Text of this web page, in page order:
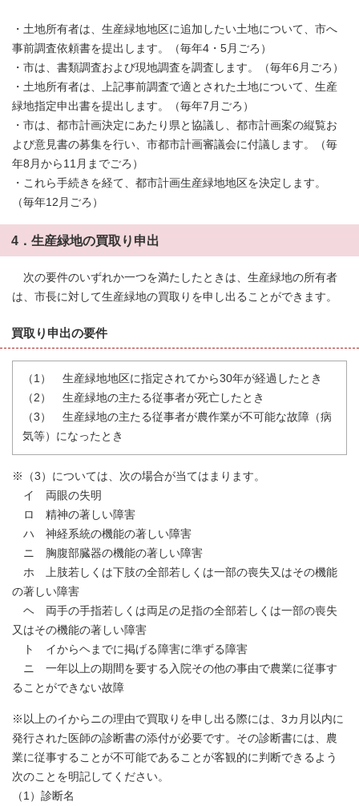
・土地所有者は、生産緑地地区に追加したい土地について、市へ
事前調査依頼書を提出します。（毎年4・5月ごろ）
・市は、書類調査および現地調査を調査します。（毎年6月ごろ）
・土地所有者は、上記事前調査で適とされた土地について、生産
緑地指定申出書を提出します。（毎年7月ごろ）
・市は、都市計画決定にあたり県と協議し、都市計画案の縦覧お
よび意見書の募集を行い、市都市計画審議会に付議します。（毎
年8月から11月までごろ）
・これら手続きを経て、都市計画生産緑地地区を決定します。
（毎年12月ごろ）
4．生産緑地の買取り申出
次の要件のいずれか一つを満たしたときは、生産緑地の所有者
は、市長に対して生産緑地の買取りを申し出ることができます。
買取り申出の要件
（1） 生産緑地地区に指定されてから30年が経過したとき
（2） 生産緑地の主たる従事者が死亡したとき
（3） 生産緑地の主たる従事者が農作業が不可能な故障（病
気等）になったとき
※（3）については、次の場合が当てはまります。
イ 両眼の失明
ロ 精神の著しい障害
ハ 神経系統の機能の著しい障害
ニ 胸腹部臓器の機能の著しい障害
ホ 上肢若しくは下肢の全部若しくは一部の喪失又はその機能
の著しい障害
ヘ 両手の手指若しくは両足の足指の全部若しくは一部の喪失
又はその機能の著しい障害
ト イからヘまでに掲げる障害に準ずる障害
ニ 一年以上の期間を要する入院その他の事由で農業に従事す
ることができない故障
※以上のイからニの理由で買取りを申し出る際には、3カ月以内に
発行された医師の診断書の添付が必要です。その診断書には、農
業に従事することが不可能であることが客観的に判断できるよう
次のことを明記してください。
（1）診断名